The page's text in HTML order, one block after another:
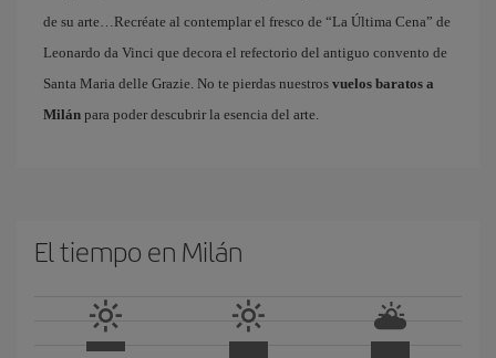
de su arte…Recréate al contemplar el fresco de “La Última Cena” de
Leonardo da Vinci que decora el refectorio del antiguo convento de
Santa Maria delle Grazie. No te pierdas nuestros vuelos baratos a
Milán para poder descubrir la esencia del arte.
El tiempo en Milán